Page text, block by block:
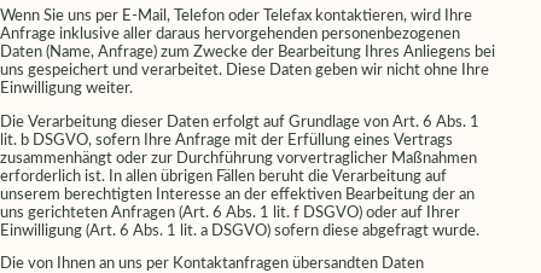
Wenn Sie uns per E-Mail, Telefon oder Telefax kontaktieren, wird Ihre
Anfrage inklusive aller daraus hervorgehenden personenbezogenen
Daten (Name, Anfrage) zum Zwecke der Bearbeitung Ihres Anliegens bei
uns gespeichert und verarbeitet. Diese Daten geben wir nicht ohne Ihre
Einwilligung weiter.
Die Verarbeitung dieser Daten erfolgt auf Grundlage von Art. 6 Abs. 1
lit. b DSGVO, sofern Ihre Anfrage mit der Erfüllung eines Vertrags
zusammenhängt oder zur Durchführung vorvertraglicher Maßnahmen
erforderlich ist. In allen übrigen Fällen beruht die Verarbeitung auf
unserem berechtigten Interesse an der effektiven Bearbeitung der an
uns gerichteten Anfragen (Art. 6 Abs. 1 lit. f DSGVO) oder auf Ihrer
Einwilligung (Art. 6 Abs. 1 lit. a DSGVO) sofern diese abgefragt wurde.
Die von Ihnen an uns per Kontaktanfragen übersandten Daten